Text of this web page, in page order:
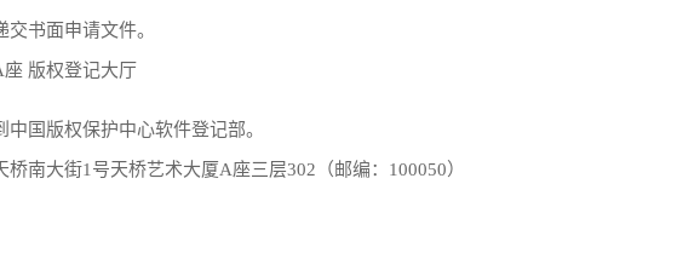
书面申请文件。
版权登记大厅
国版权保护中心软件登记部。
南大街1号天桥艺术大厦A座三层302（邮编：100050）